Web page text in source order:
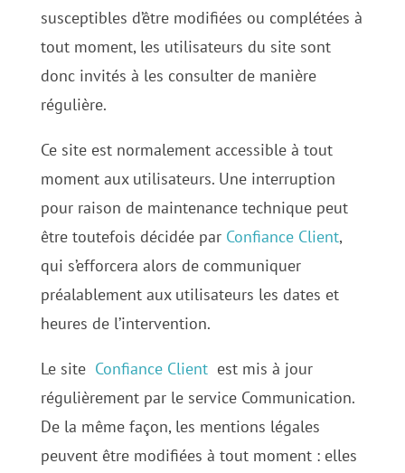
susceptibles d’être modifiées ou complétées à
tout moment, les utilisateurs du site sont
donc invités à les consulter de manière
régulière.
Ce site est normalement accessible à tout
moment aux utilisateurs. Une interruption
pour raison de maintenance technique peut
être toutefois décidée par Confiance Client,
qui s’efforcera alors de communiquer
préalablement aux utilisateurs les dates et
heures de l’intervention.
Le site Confiance Clientest mis à jour
régulièrement par le service Communication.
De la même façon, les mentions légales
peuvent être modifiées à tout moment : elles